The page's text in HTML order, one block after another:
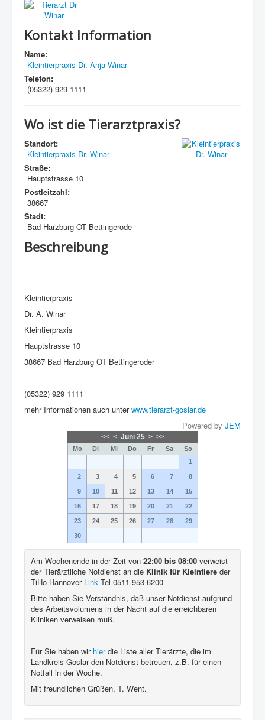
Kontakt Information
Name:
Kleintierpraxis Dr. Anja Winar
Telefon:
(05322) 929 1111
Wo ist die Tierarztpraxis?
Standort:
Kleintierpraxis Dr. Winar
Straße:
Hauptstrasse 10
Postleitzahl:
38667
Stadt:
Bad Harzburg OT Bettingerode
Beschreibung
Kleintierpraxis
Dr. A. Winar
Kleintierpraxis
Hauptstrasse 10
38667 Bad Harzburg OT Bettingeroder
(05322) 929 1111
mehr Informationen auch unterwww.tierarzt-goslar.de
Powered by JEM
<< < Juni 25 > >>
Mo Di Mi Do Fr Sa
So
1
2 3 4 5 6 7 8
9 10 11 12 13 14 15
16 17 18 19 20 21 22
23 24 25 26 27 28 29
30
Am Wochenende in der Zeit von 22:00 bis 08:00 verweist
der Tierärztliche Notdienst an die Klinik für Kleintiere der
TiHo Hannover Link Tel 0511 953 6200
Bitte haben Sie Verständnis, daß unser Notdienst aufgrund
des Arbeitsvolumens in der Nacht auf die erreichbaren
Kliniken verweisen muß.
Für Sie haben wir hierdie Liste aller Tierärzte, die im
Landkreis Goslar den Notdienst betreuen, z.B. für einen
Notfall in der Woche.
Mit freundlichen Grüßen, T. Went.